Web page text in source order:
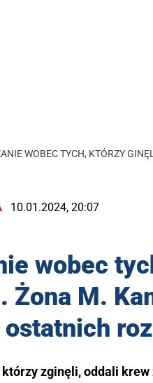
WOBEC TYCH, KTÓRZY
10.01.2024, 20:07
wobec
Żona M.
zginęli, oddali krew